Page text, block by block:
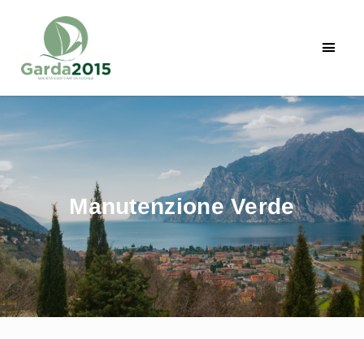
Manutenzione Verde